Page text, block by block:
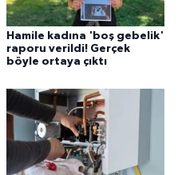
Hamile kadına 'boş gebelik'
raporu verildi! Gerçek
böyle ortaya çıktı